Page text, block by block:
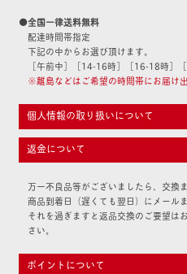
●全国一律送料無料
配達時間帯指定
下記の中からお選び頂けます。
［午前中］［14-16時］［16-18時］
※離島などはご希望の時間帯にお届け
個人情報の取り扱いについて
返金について
万一不良品等がございましたら、交換
商品到着日（遅くても翌日）にメール
それを過ぎますと返品交換のご要望は
さい。
ポイントについて